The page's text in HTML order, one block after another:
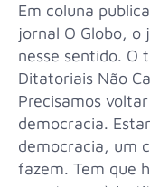
Em coluna
jornal O Globo, o
nesse sentido. O
Ditatoriais Não
Precisamos
democracia.
democracia, um
fazem. Tem que